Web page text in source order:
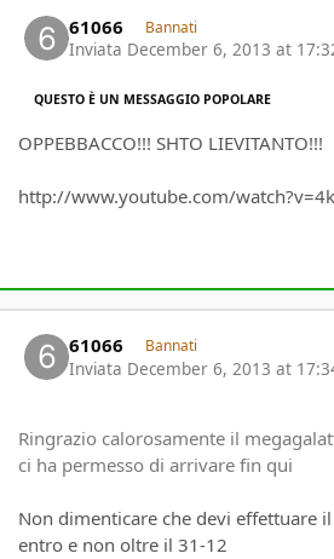
61066 Bannati
Inviata December 6, 2013 at
QUESTO È UN MESSAGGIO POPOLARE
OPPEBBACCO!!! SHTO LIEVITANTO!!!
http://www.youtube.com/
61066 Bannati
Inviata December 6, 2013 at
Ringrazio calorosamente il
ci ha permesso di arrivare fin qui
Non dimenticare che devi effettuare
entro e non oltre il 31-12